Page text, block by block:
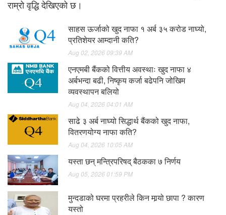
राम्रो वृद्धि देखिएको छ।
साहस ऊर्जाको खुद नाफा १ अर्ब ३५ करोड नाघ्यो,
प्रतिशेयर आम्दानी कति?
Aug 02, 2026 09:39 AM
एनएमबी बैंकको वित्तीय अवस्थाः खुद नाफा ४
अर्बभन्दा बढी, निष्कृय कर्जा बढेपनि जोखिम
व्यवस्थापन बलियो
Aug 04, 2026 04:01 AM
साढे ३ अर्ब नाघ्यो सिद्धार्थ बैंकको खुद नाफा,
वितरणयोग्य नाफा कति?
Aug 04, 2026 10:05 AM
यस्ता छन् मन्त्रिपरिषद् बैठकका ७ निर्णय
Aug 05, 2026 01:59 PM
मुन्दडाको घरमा प्रहरीले किन मार्‍यो छापा ? कारण
यस्तो